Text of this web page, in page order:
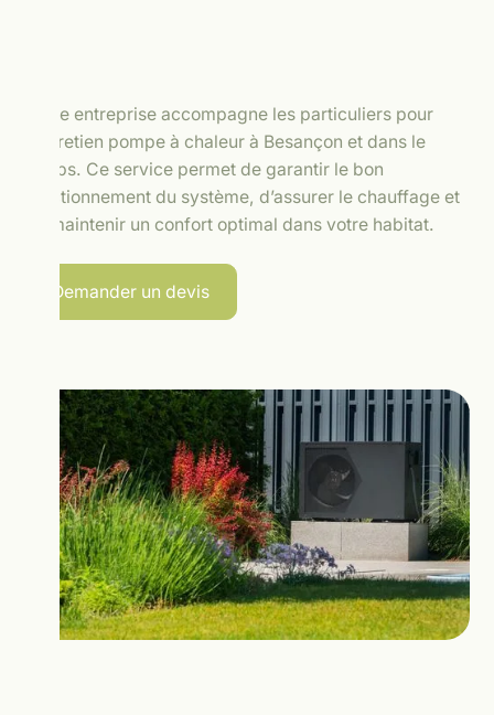
Notre entreprise accompagne les particuliers pour
l’entretien pompe à chaleur à Besançon et dans le
Doubs. Ce service permet de garantir le bon
fonctionnement du système, d’assurer le chauffage et
de maintenir un confort optimal dans votre habitat.
Demander un devis